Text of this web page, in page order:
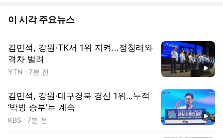
이 시각 주요뉴스
김민석, 강원·TK서 1위 지켜...정청래와
격차 벌려
YTN 7분 전
김민석, 강원·대구경북 경선 1위…누적
‘박빙 승부’는 계속
KBS 7분 전